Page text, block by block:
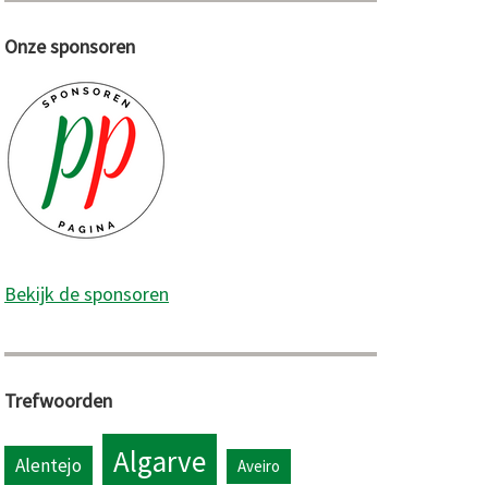
Onze sponsoren
Bekijk de sponsoren
Trefwoorden
Alentejo Algarve Aveiro